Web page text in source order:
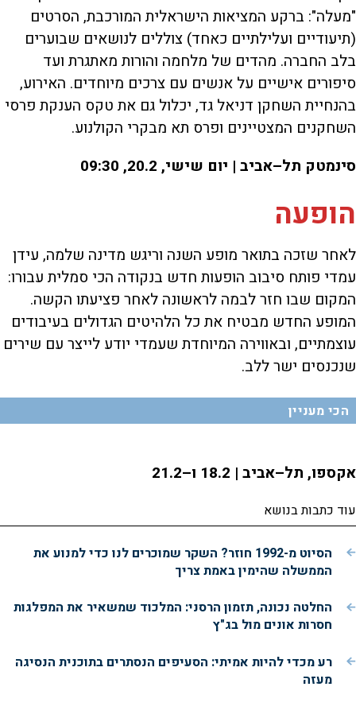
"מעלה": ברקע המציאות הישראלית המורכבת, הסרטים
(תיעודיים ועלילתיים כאחד) צוללים לנושאים שבוערים
בלב החברה. מהדים של מלחמה והורות מאתגרת ועד
סיפורים אישיים על אנשים עם צרכים מיוחדים. האירוע,
בהנחיית השחקן דניאל גד, יכלול גם את טקס הענקת פרסי
השחקנים המצטיינים ופרס תא מבקרי הקולנוע.
סינמטק תל–אביב | יום שישי, 20.2, 09:30
הופעה
לאחר שזכה בתואר מופע השנה וריגש מדינה שלמה, עידן
עמדי פותח סיבוב הופעות חדש בנקודה הכי סמלית עבורו:
המקום שבו חזר לבמה לראשונה לאחר פציעתו הקשה.
המופע החדש מבטיח את כל הלהיטים הגדולים בעיבודים
עוצמתיים, ובאווירה המיוחדת שעמדי יודע לייצר עם שירים
שנכנסים ישר ללב.
הכי מעניין
אקספו, תל–אביב | 18.2 ו–21.2
עוד כתבות בנושא
הסיוט מ-1992 חוזר? השקר שמוכרים לנו כדי למנוע את
הממשלה שהימין באמת צריך
החלטה נכונה, תזמון הרסני: המלכוד שמשאיר את המפלגות
חסרות אונים מול בג"ץ
רע מכדי להיות אמיתי: הסעיפים הנסתרים בתוכנית הנסיגה
מעזה